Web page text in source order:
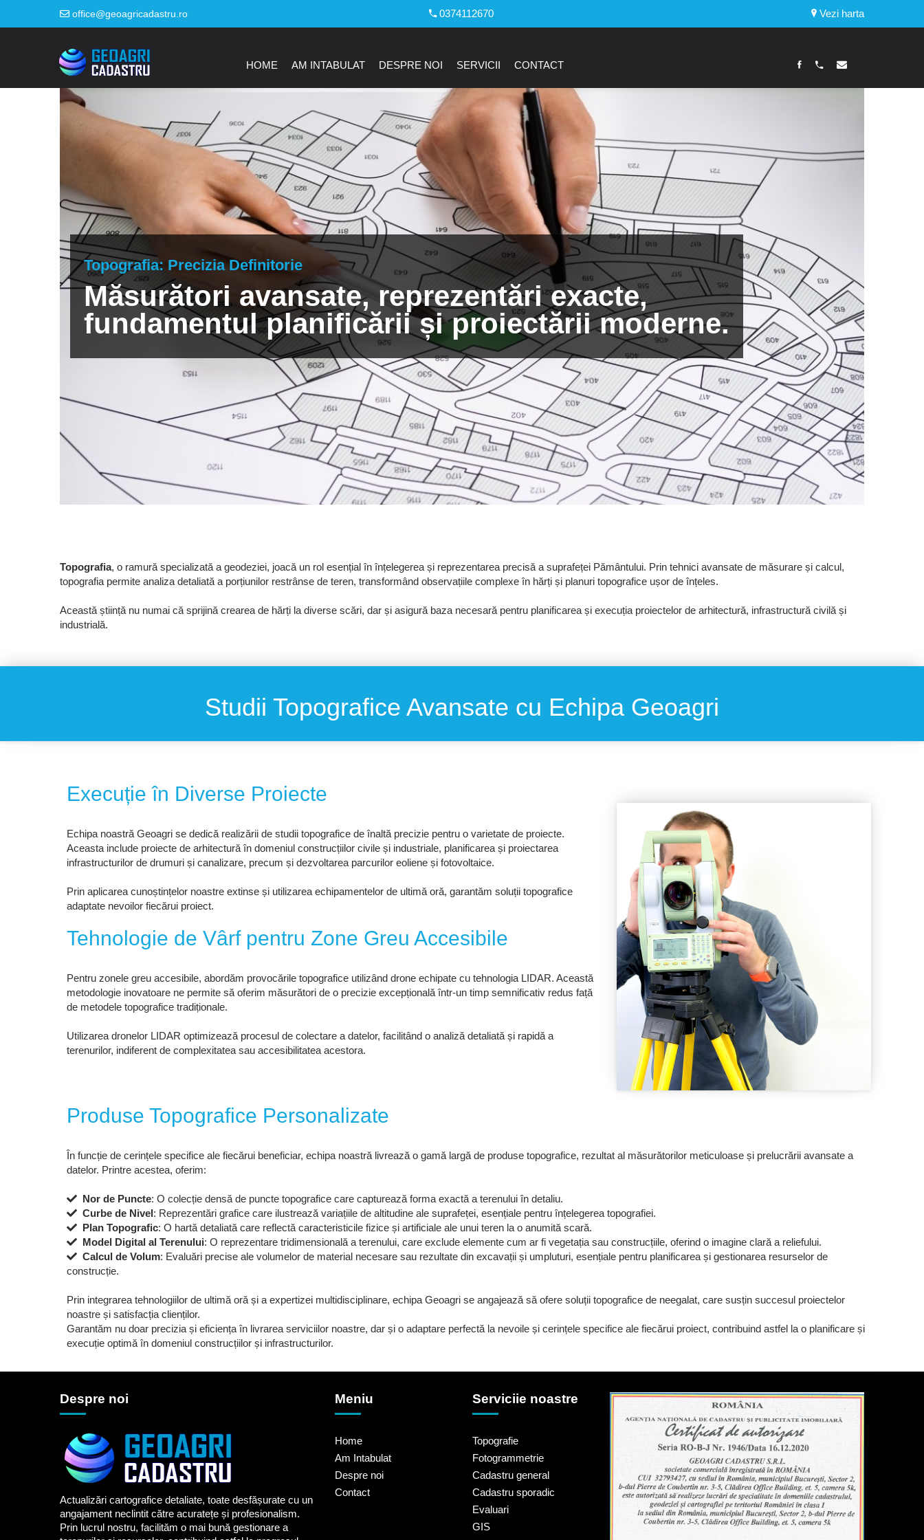
office@geoagricadastru.ro 0374112670 Vezi harta
HOME AM INTABULAT DESPRE NOI SERVICII CONTACT
Topografia: Precizia Definitorie
Măsurători avansate, reprezentări exacte,
fundamentul planificării și proiectării moderne.
Topografia, o ramură specializată a geodeziei, joacă un rol esențial în înțelegerea și reprezentarea precisă a suprafeței Pământului. Prin tehnici avansate de măsurare și calcul,
topografia permite analiza detaliată a porțiunilor restrânse de teren, transformând observațiile complexe în hărți și planuri topografice ușor de înțeles.
Această știință nu numai că sprijină crearea de hărți la diverse scări, dar și asigură baza necesară pentru planificarea și execuția proiectelor de arhitectură, infrastructură civilă și
industrială.
Studii Topografice Avansate cu Echipa Geoagri
Execuție în Diverse Proiecte
Echipa noastră Geoagri se dedică realizării de studii topografice de înaltă precizie pentru o varietate de proiecte.
Aceasta include proiecte de arhitectură în domeniul construcțiilor civile și industriale, planificarea și proiectarea
infrastructurilor de drumuri și canalizare, precum și dezvoltarea parcurilor eoliene și fotovoltaice.
Prin aplicarea cunoștințelor noastre extinse și utilizarea echipamentelor de ultimă oră, garantăm soluții topografice
adaptate nevoilor fiecărui proiect.
Tehnologie de Vârf pentru Zone Greu Accesibile
Pentru zonele greu accesibile, abordăm provocările topografice utilizând drone echipate cu tehnologia LIDAR. Această
metodologie inovatoare ne permite să oferim măsurători de o precizie excepțională într-un timp semnificativ redus față
de metodele topografice tradiționale.
Utilizarea dronelor LIDAR optimizează procesul de colectare a datelor, facilitând o analiză detaliată și rapidă a
terenurilor, indiferent de complexitatea sau accesibilitatea acestora.
Produse Topografice Personalizate
În funcție de cerințele specifice ale fiecărui beneficiar, echipa noastră livrează o gamă largă de produse topografice, rezultat al măsurătorilor meticuloase și prelucrării avansate a
datelor. Printre acestea, oferim:
Nor de Puncte: O colecție densă de puncte topografice care capturează forma exactă a terenului în detaliu.
Curbe de Nivel: Reprezentări grafice care ilustrează variațiile de altitudine ale suprafeței, esențiale pentru înțelegerea topografiei.
Plan Topografic: O hartă detaliată care reflectă caracteristicile fizice și artificiale ale unui teren la o anumită scară.
Model Digital al Terenului: O reprezentare tridimensională a terenului, care exclude elemente cum ar fi vegetația sau construcțiile, oferind o imagine clară a reliefului.
Calcul de Volum: Evaluări precise ale volumelor de material necesare sau rezultate din excavații și umpluturi, esențiale pentru planificarea și gestionarea resurselor de
construcție.
Prin integrarea tehnologiilor de ultimă oră și a expertizei multidisciplinare, echipa Geoagri se angajează să ofere soluții topografice de neegalat, care susțin succesul proiectelor
noastre și satisfacția clienților.
Garantăm nu doar precizia și eficiența în livrarea serviciilor noastre, dar și o adaptare perfectă la nevoile și cerințele specifice ale fiecărui proiect, contribuind astfel la o planificare și
execuție optimă în domeniul construcțiilor și infrastructurilor.
Despre noi
Actualizări cartografice detaliate, toate desfășurate cu un
angajament neclintit către acuratețe și profesionalism.
Prin lucrul nostru, facilităm o mai bună gestionare a
Meniu
Home
Am Intabulat
Despre noi
Contact
Serviciie noastre
Topografie
Fotogrammetrie
Cadastru general
Cadastru sporadic
Evaluari
GIS